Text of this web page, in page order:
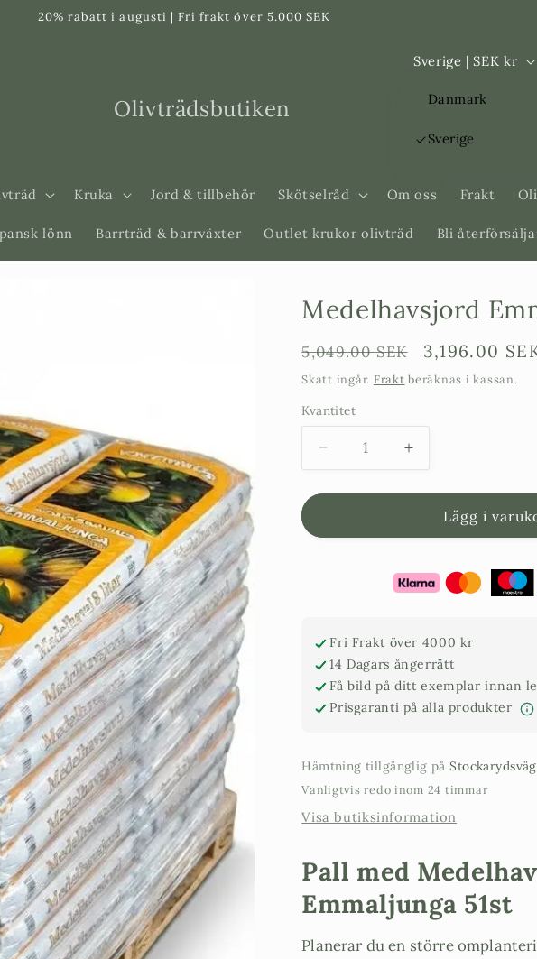
20% rabatt i augusti | Fri frakt över 5.000 SEK
Olivträdsbutiken
Kruka Jord & tillbehör Skötselråd Om oss Frakt
lönn Barrträd & barrväxter Outlet krukor olivträd Bli
L
R
e
o
Sverige | SEK kr
Danmark
Sverige
Medelhavsjord
Ordinarie
pris
5,049.00 SEK 3,196.00
Skatt ingår. Frakt beräknas i kassan.
Kvantitet
Minska
kvantitet
för
Emma
Öka
kvantitet
för
Medelhavsjord
Emma
Pall
Lägg i
Fri Frakt över 4000 kr
14 Dagars ångerrätt
Få bild på ditt exemplar innan
Prisgaranti på alla produkter
Hämtning tillgänglig på
Vanligtvis redo inom 24 timmar
Visa butiksinformation
Pall med
Emmaljunga 51st
Planerar du en större